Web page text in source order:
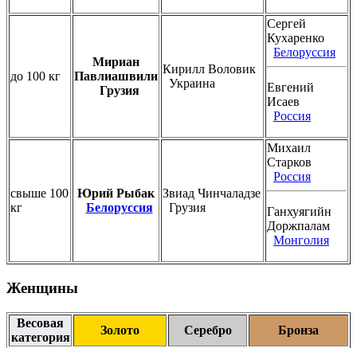
до 100 кг
Мириан
Павлиашвили
Грузия
Кирилл Воловик
Украина
Сергей
Кухаренко
Белоруссия
Евгений
Исаев
Россия
свыше 100
кг
Юрий Рыбак
Белоруссия
Звиад Чинчаладзе
Грузия
Михаил
Старков
Россия
Ганхуягийн
Доржпалам
Монголия
Женщины
Весовая
категория
Золото Серебро Бронза